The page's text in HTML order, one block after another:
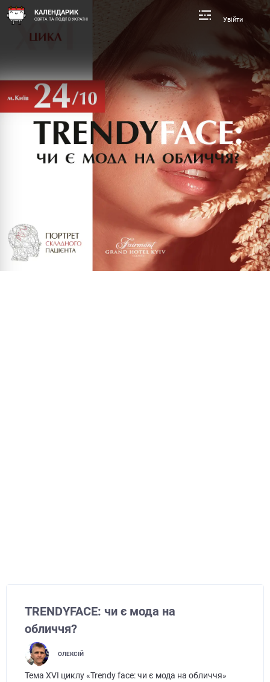
КАЛЕНДАРИК
СВЯТА ТА ПОДІЇ В УКРАЇНІ Увійти
TRENDYFACE: чи є мода на
обличчя?
ОЛЕКСІЙ
Тема ХVІ циклу «Trendy face: чи є мода на обличчя»